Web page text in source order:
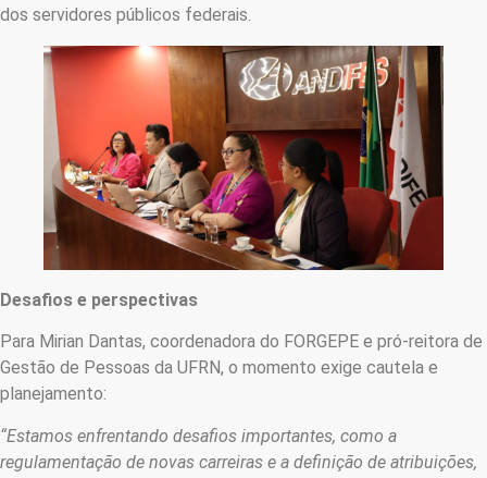
dos servidores públicos federais.
Desafios e perspectivas
Para Mirian Dantas, coordenadora do FORGEPE e pró-reitora de
Gestão de Pessoas da UFRN, o momento exige cautela e
planejamento:
“Estamos enfrentando desafios importantes, como a
regulamentação de novas carreiras e a definição de atribuições,